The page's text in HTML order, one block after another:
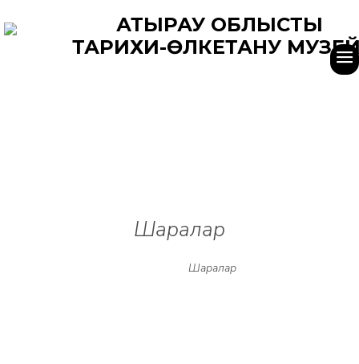
АТЫРАУ ОБЛЫСТЫҚ
ТАРИХИ-ӨЛКЕТАНУ
Шаралар
Шаралар